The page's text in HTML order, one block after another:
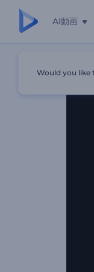
AI動画
Would you like